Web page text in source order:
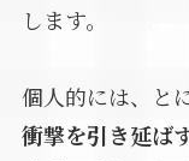
します。
個人的には、と
衝撃を引き延ば